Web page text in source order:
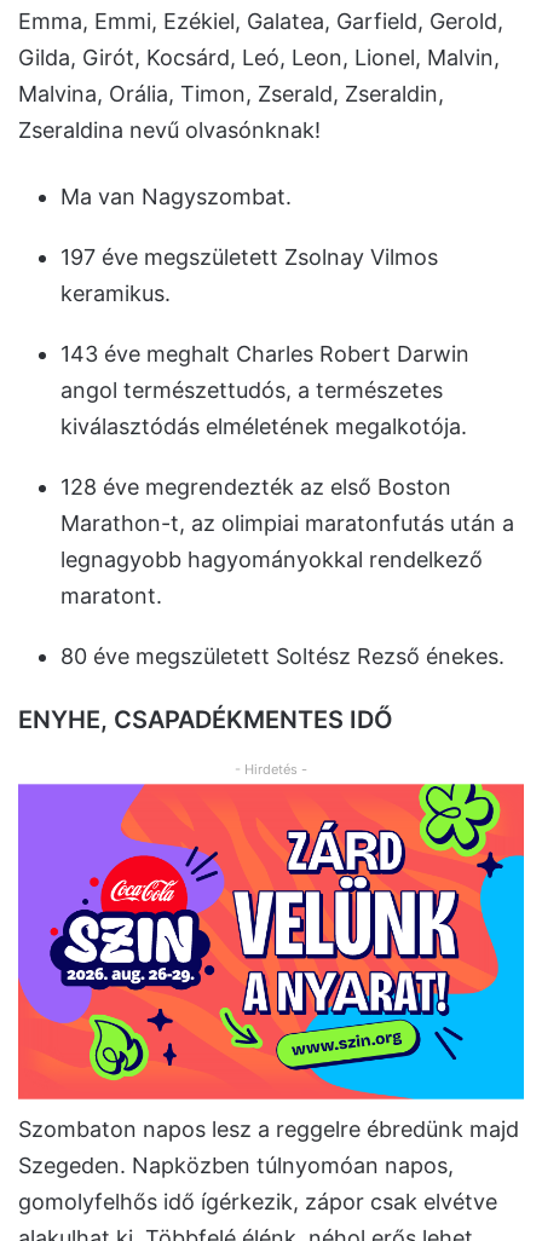
Emma, Emmi, Ezékiel, Galatea, Garfield, Gerold,
Gilda, Girót, Kocsárd, Leó, Leon, Lionel, Malvin,
Malvina, Orália, Timon, Zserald, Zseraldin,
Zseraldina nevű olvasónknak!
Ma van Nagyszombat.
197 éve megszületett Zsolnay Vilmos
keramikus.
143 éve meghalt Charles Robert Darwin
angol természettudós, a természetes
kiválasztódás elméletének megalkotója.
128 éve megrendezték az első Boston
Marathon-t, az olimpiai maratonfutás után a
legnagyobb hagyományokkal rendelkező
maratont.
80 éve megszületett Soltész Rezső énekes.
ENYHE, CSAPADÉKMENTES IDŐ
- Hirdetés -
Szombaton napos lesz a reggelre ébredünk majd
Szegeden. Napközben túlnyomóan napos,
gomolyfelhős idő ígérkezik, zápor csak elvétve